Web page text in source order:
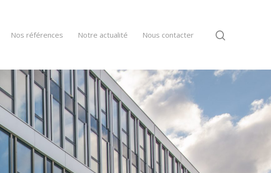
Nos références Notre actualité Nous contacter